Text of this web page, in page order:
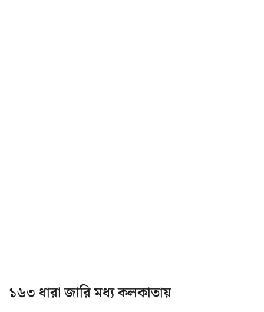
১৬৩ ধারা জারি মধ্য কলকাতায়